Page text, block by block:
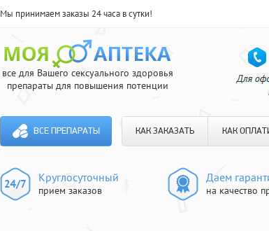
Мы принимаем заказы 24 часа в сутки!
все для Вашего сексуального здоровья
препараты для повышения потенции
ВСЕ ПРЕПАРАТЫ КАК ЗАКАЗАТЬ КАК
Круглосуточный
прием заказов
Даем
на качество